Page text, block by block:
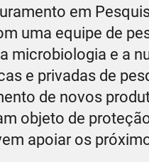
em
uma equipe de
microbiologia e a
e privadas de
de novos
objeto de
apoiar os